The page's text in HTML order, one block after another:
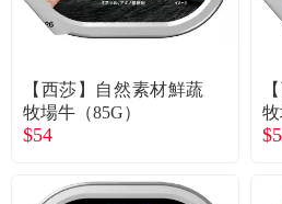
【西莎】自然素材鮮蔬
牧場牛（85G）
$54
牧